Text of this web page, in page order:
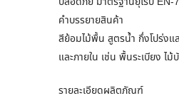
คำบรรยายสินค้า
สีย้อมไม้พื้น สูตรน้ำ กึ่งโปร่งแ
และภายใน เช่น พื้นระเบียง ไ
รายละเอียดผลิตภัณฑ์